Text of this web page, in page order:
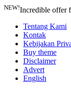
NEW!Incredible offer
Tentang Kami
Kontak
Kebijakan
Buy theme
Disclaimer
Advert
English